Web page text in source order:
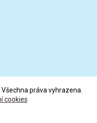
Všechna práva vyhrazena.
cookies